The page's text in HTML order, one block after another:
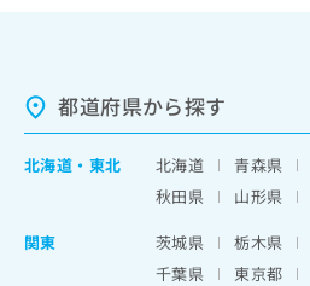
都道府県から探す
北海道 ・ 東北 北海道 青森県
秋田県
山形県
関東
茨城県 栃木県
千葉県
東京都